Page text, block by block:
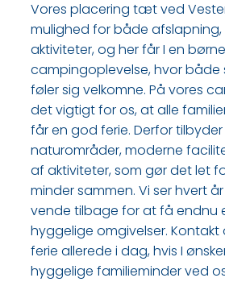
Vores placering tæt ved
mulighed for både
aktiviteter, og her får I en
campingoplevelse, hvor både
føler sig velkomne. På vores
det vigtigt for os, at alle
får en god ferie. Derfor
naturområder, moderne
af aktiviteter, som gør det let
minder sammen. Vi ser hvert
vende tilbage for at få endnu
hyggelige omgivelser. Kontakt
ferie allerede i dag, hvis I
hyggelige familieminder ved